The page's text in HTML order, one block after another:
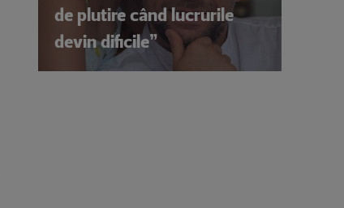
de plutire când lucrurile
devin dificile”